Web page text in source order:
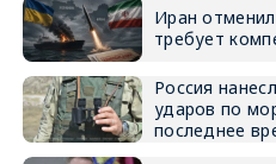
Иран
требует
Россия
ударов по
последнее